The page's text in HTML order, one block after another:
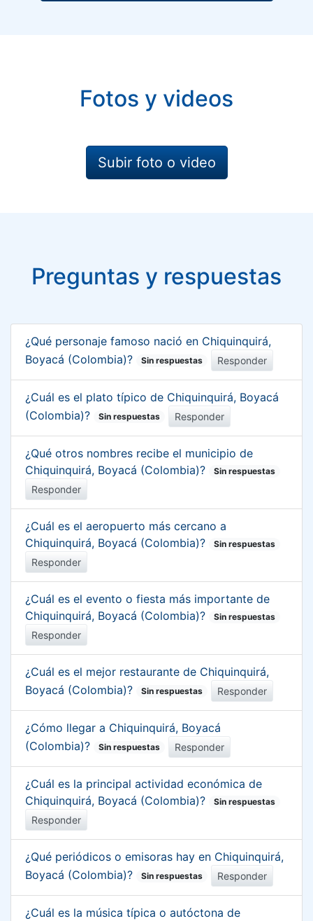
Fotos y videos
Subir foto o video
Preguntas y respuestas
¿Qué personaje famoso nació en Chiquinquirá,
Boyacá (Colombia)?
Sin respuestas Responder
¿Cuál es el plato típico de Chiquinquirá, Boyacá
(Colombia)?
Sin respuestas Responder
¿Qué otros nombres recibe el municipio de
Chiquinquirá, Boyacá (Colombia)?
Sin respuestas
Responder
¿Cuál es el aeropuerto más cercano a
Chiquinquirá, Boyacá (Colombia)?
Sin respuestas
Responder
¿Cuál es el evento o fiesta más importante de
Chiquinquirá, Boyacá (Colombia)?
Sin respuestas
Responder
¿Cuál es el mejor restaurante de Chiquinquirá,
Boyacá (Colombia)?
Sin respuestas Responder
¿Cómo llegar a Chiquinquirá, Boyacá
(Colombia)?
Sin respuestas Responder
¿Cuál es la principal actividad económica de
Chiquinquirá, Boyacá (Colombia)?
Sin respuestas
Responder
¿Qué periódicos o emisoras hay en Chiquinquirá,
Boyacá (Colombia)?
Sin respuestas Responder
¿Cuál es la música típica o autóctona de